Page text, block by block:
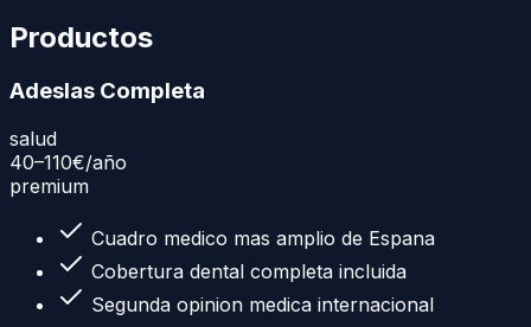
Productos
Adeslas Completa
salud
40–110€/año
premium
Cuadro medico mas amplio de Espana
Cobertura dental completa incluida
Segunda opinion medica internacional